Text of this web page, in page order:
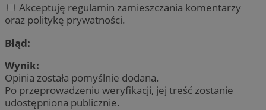
Akceptuję regulamin zamieszczania komentarzy
oraz politykę prywatności.
Błąd:
Wynik:
Opinia została pomyślnie dodana.
Po przeprowadzeniu weryfikacji, jej treść zostanie
udostępniona publicznie.